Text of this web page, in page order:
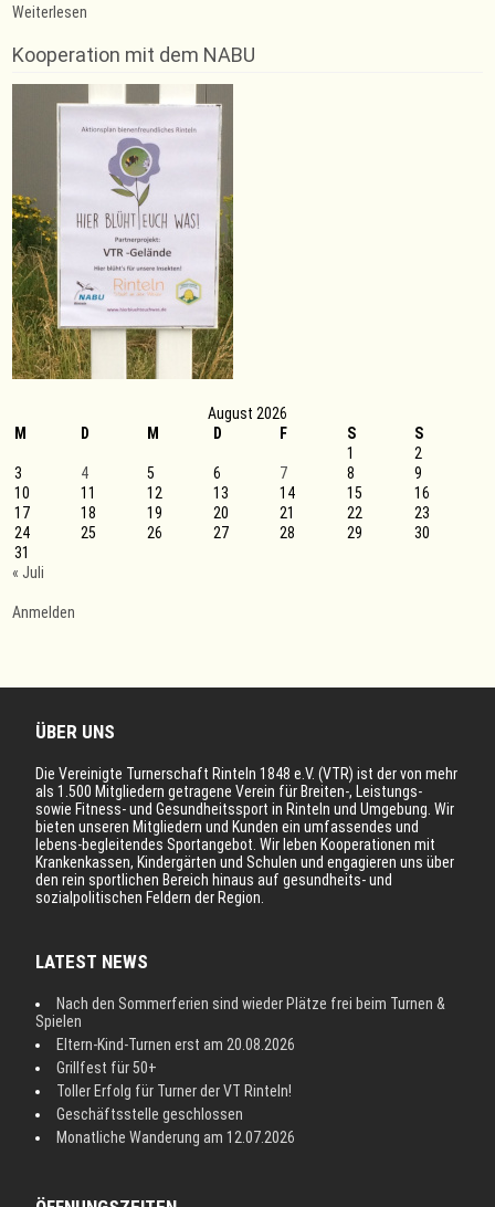
Weiterlesen
im
Rhönradturnen
Kooperation mit dem NABU
August 2026
M
D M D F S
S
1
2
3
4 5 6 7 8
9
10
11 12 13 14 15
16
17
18 19 20 21 22
23
24
25 26 27 28 29
30
31
« Juli
Anmelden
ÜBER UNS
Die Vereinigte Turnerschaft Rinteln 1848 e.V. (VTR) ist der von mehr
als 1.500 Mitgliedern getragene Verein für Breiten-, Leistungs-
sowie Fitness- und Gesundheitssport in Rinteln und Umgebung. Wir
bieten unseren Mitgliedern und Kunden ein umfassendes und
lebens-begleitendes Sportangebot. Wir leben Kooperationen mit
Krankenkassen, Kindergärten und Schulen und engagieren uns über
den rein sportlichen Bereich hinaus auf gesundheits- und
sozialpolitischen Feldern der Region.
LATEST NEWS
Nach den Sommerferien sind wieder Plätze frei beim Turnen &
Spielen
Eltern-Kind-Turnen erst am 20.08.2026
Grillfest für 50+
Toller Erfolg für Turner der VT Rinteln!
Geschäftsstelle geschlossen
Monatliche Wanderung am 12.07.2026